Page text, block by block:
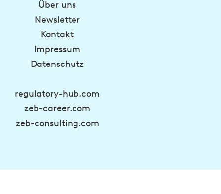
Über uns
Newsletter
Kontakt
Impressum
Datenschutz
regulatory-hub.com
zeb-career.com
zeb-consulting.com